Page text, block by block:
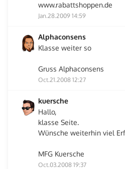
www.rabattshoppen.de
Jan.28.2009 14:59
Alphaconsens
Klasse weiter so
Gruss Alphaconsens
Oct.21.2008 12:27
kuersche
Hallo,
klasse Seite.
Wünsche weiterhin viel
MFG Kuersche
Oct.03.2008 19:37